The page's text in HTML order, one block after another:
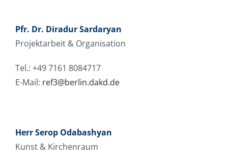
Pfr. Dr. Diradur Sardaryan
Projektarbeit & Organisation
Tel.: +49 7161 8084717
E-Mail: ref3@berlin.dakd.de
Herr Serop Odabashyan
Kunst & Kirchenraum